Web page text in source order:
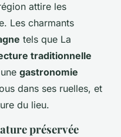
attire les
Les charmants
tels que La
traditionnelle
gastronomie
dans ses ruelles, et
du lieu.
préservée